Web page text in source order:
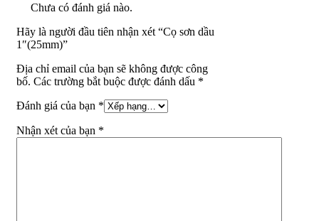
Chưa có đánh giá nào.
Hãy là người đầu tiên nhận xét “Cọ sơn dầu
1″(25mm)”
Địa chỉ email của bạn sẽ không được công
bố. Các trường bắt buộc được đánh dấu *
Đánh giá của bạn *
Nhận xét của bạn *